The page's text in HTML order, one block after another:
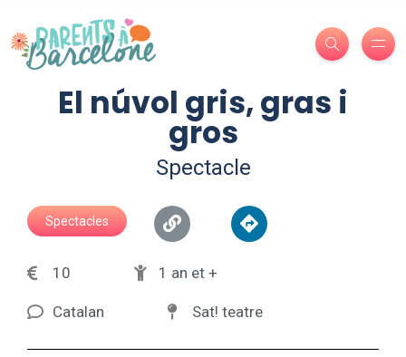
El núvol gris, gras i
gros
Spectacle
Spectacles
10 1 an et +
Catalan Sat! teatre